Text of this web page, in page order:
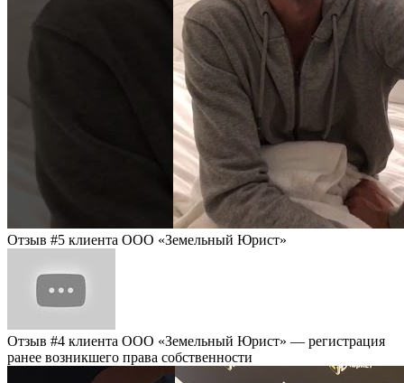
Отзыв #5 клиента ООО «Земельный Юрист»
Отзыв #4 клиента ООО «Земельный Юрист» — регистрация
ранее возникшего права собственности